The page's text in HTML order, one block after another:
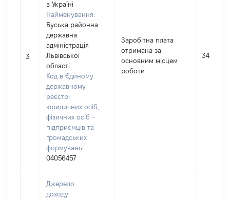
3
в Україні
Найменування:
Буська районна
державна
адміністрація
Львівської
області
Код в Єдиному
державному
реєстрі
юридичних осіб,
фізичних осіб –
підприємців та
громадських
формувань:
04056457
Заробітна плата
отримана за
основним місцем
роботи
3465
Джерело
доходу: